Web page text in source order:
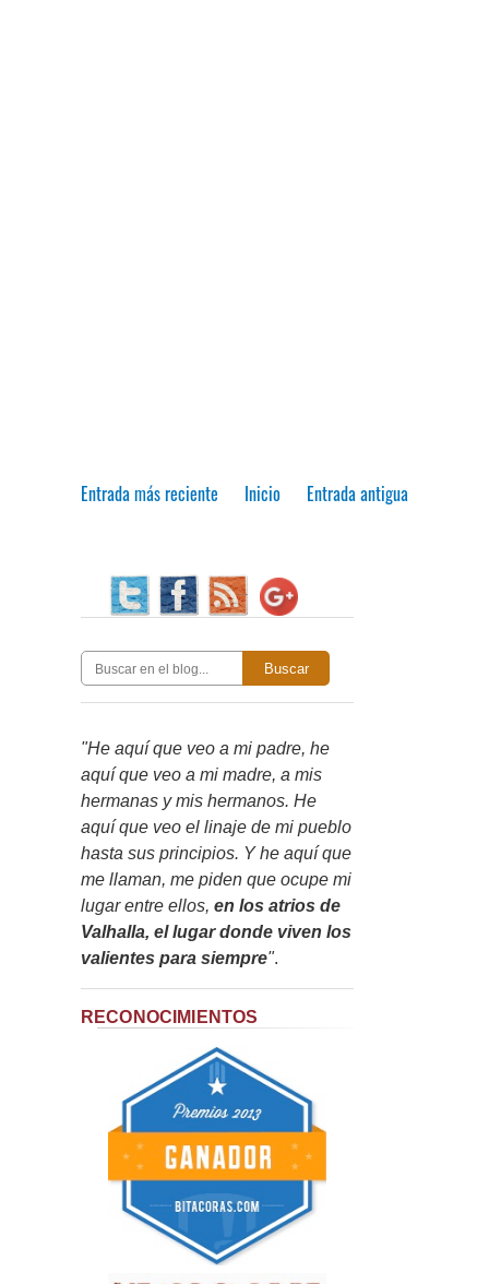
Entrada más reciente Entrada antigua
Inicio
Buscar
"He aquí que veo a mi padre, he
aquí que veo a mi madre, a mis
hermanas y mis hermanos. He
aquí que veo el linaje de mi pueblo
hasta sus principios. Y he aquí que
me llaman, me piden que ocupe mi
lugar entre ellos, en los atrios de
Valhalla, el lugar donde viven los
valientes para siempre".
RECONOCIMIENTOS